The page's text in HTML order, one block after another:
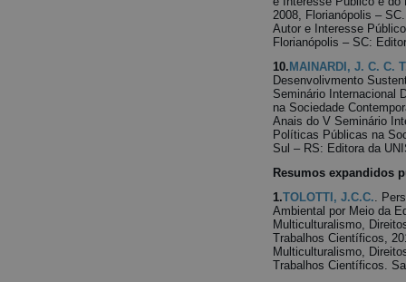
2008, Florianópolis –
Autor e Interesse
Florianópolis – SC:
10. MAINARDI, J. C. C.
Desenvolivmento
Seminário Internacional
na Sociedade
Anais do V Seminário
Políticas Públicas na
Sul – RS: Editora da
Resumos expandidos
1.TOLOTTI, J.C.C..
Ambiental por Meio da
Multiculturalismo,
Trabalhos Científicos,
Multiculturalismo,
Trabalhos Científicos.